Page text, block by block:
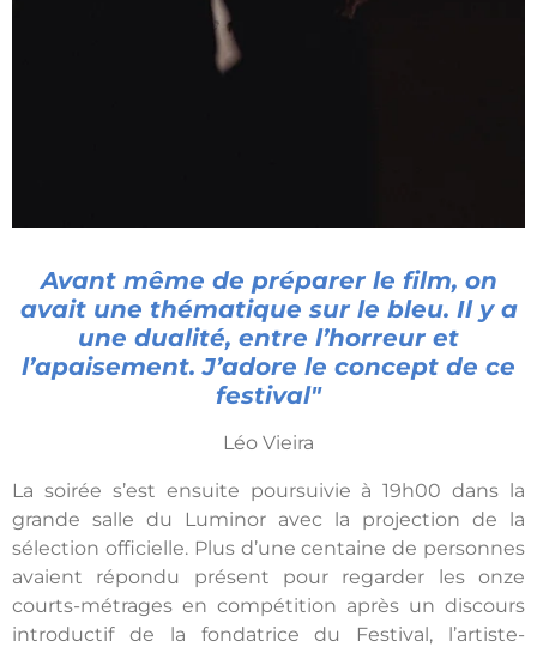
Avant même de préparer le film, on
avait une thématique sur le bleu. Il y a
une dualité, entre l’horreur et
l’apaisement. J’adore le concept de ce
festival"
Léo Vieira
La soirée s’est ensuite poursuivie à 19h00 dans la
grande salle du Luminor avec la projection de la
sélection officielle. Plus d’une centaine de personnes
avaient répondu présent pour regarder les onze
courts-métrages en compétition après un discours
introductif de la fondatrice du Festival, l’artiste-